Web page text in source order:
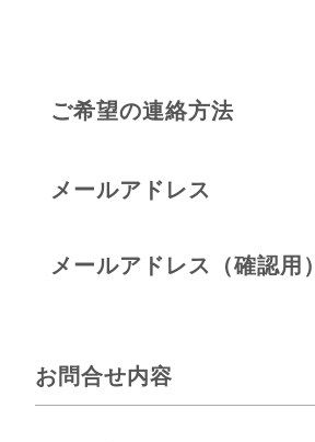
ご希望の連絡方法
メールアドレス
メールアドレス（確認用）
お問合せ内容